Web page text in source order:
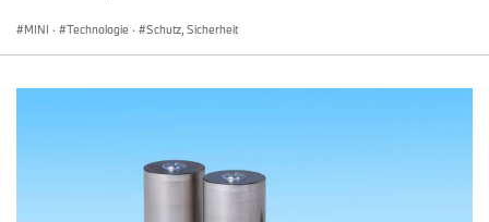
MINI · Technologie · Schutz, Sicherheit